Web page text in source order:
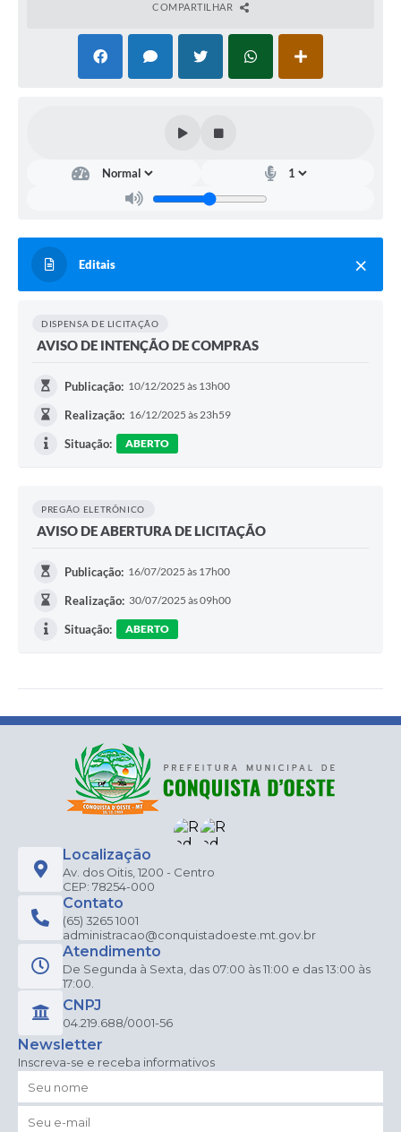
COMPARTILHAR
Editais
DISPENSA DE LICITAÇÃO
AVISO DE INTENÇÃO DE COMPRAS
Publicação: 10/12/2025 às 13h00
Realização: 16/12/2025 às 23h59
Situação: ABERTO
PREGÃO ELETRÔNICO
AVISO DE ABERTURA DE LICITAÇÃO
Publicação: 16/07/2025 às 17h00
Realização: 30/07/2025 às 09h00
Situação: ABERTO
Localização
Av. dos Oitis, 1200 - Centro
CEP: 78254-000
Contato
(65) 3265 1001
administracao@conquistadoeste.mt.gov.br
Atendimento
De Segunda à Sexta, das 07:00 às 11:00 e das 13:00 às
17:00.
CNPJ
04.219.688/0001-56
Newsletter
Inscreva-se e receba informativos